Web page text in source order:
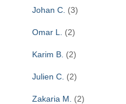
Johan C. (3)
Omar L. (2)
Karim B. (2)
Julien C. (2)
Zakaria M. (2)